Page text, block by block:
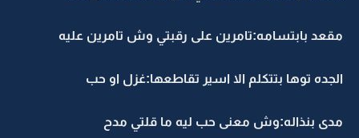
مقعد بابتسامه:تامرين على رقبتي وش تامرين عليه
الجده توها بتتكلم الا اسير تقاطعها:غزل او حب
مدى بنذاله:وش معنى حب ليه ما قلتي مدح